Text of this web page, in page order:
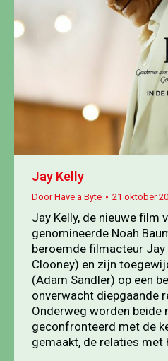
Jay Kelly
DoorHave a Byte 21 oktober
Jay Kelly, de nieuwe film
genomineerde Noah
beroemde filmacteur Jay
Clooney) en zijn
(Adam Sandler) op een
onverwacht diepgaande
Onderweg worden beide
geconfronteerd met de
gemaakt, de relaties met